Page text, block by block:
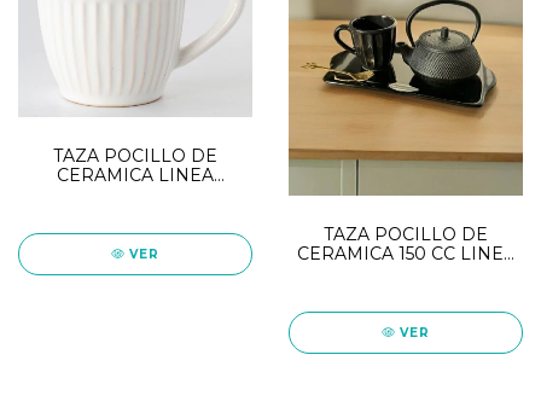
TAZA POCILLO DE
CERAMICA LINEA
VER
TAZA POCILLO DE
CERAMICA 150 CC LINEA
VER